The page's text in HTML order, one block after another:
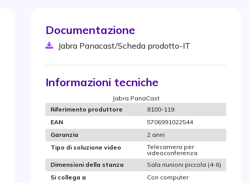
Documentazione
Jabra Panacast/Scheda prodotto-IT
Informazioni tecniche
Jabra PanaCast
Riferimento produttore
8100-119
EAN
5706991022544
Garanzia
2 anni
Tipo di soluzione video
Telecamera per
videoconferenza
Dimensioni della stanza
Sala riunioni piccola (4-6)
Si collega a
Con computer